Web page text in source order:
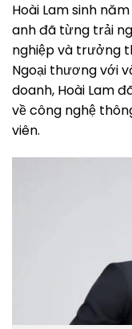
Hoài Lam sinh
anh đã từng trải
nghiệp và trưởng
Ngoại thương với
doanh, Hoài Lam
về công nghệ
viên.